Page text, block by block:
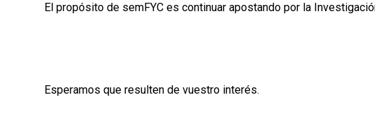
El propósito de semFYC es continuar apostando por la
Esperamos que resulten de vuestro interés.